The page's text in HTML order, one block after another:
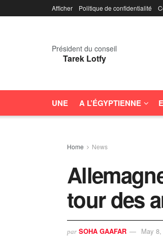
Afficher Politique de confidentialité
Président du conseil
Tarek Lotfy
UNE A L’ÉGYPTIENNE
Home News
tour des
par SOHA GAAFAR May